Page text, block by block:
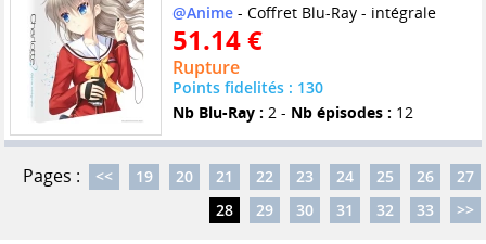
@Anime- Coffret Blu-Ray - intégrale
51.14 €
Rupture
Points fidelités : 130
Nb Blu-Ray : 2 - Nb épisodes : 12
Pages : << 19 20 21 22 23 24 25 26
27
28
29 30 31 32 33 >>